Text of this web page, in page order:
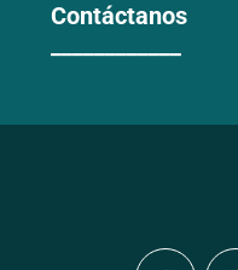
Contáctanos